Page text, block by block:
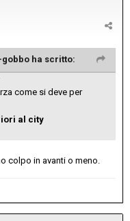
gobbo ha scritto:
come si deve per
al city
colpo in avanti o meno.